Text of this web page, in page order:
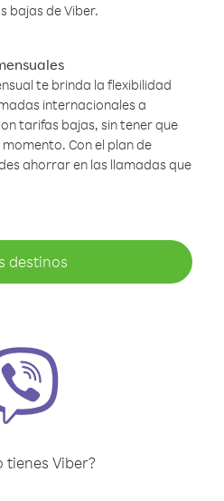
bajas de Viber.
te brinda la flexibilidad
internacionales a
tarifas bajas, sin tener que
Con el plan de
ahorrar en las llamadas que
destinos
tienes Viber?